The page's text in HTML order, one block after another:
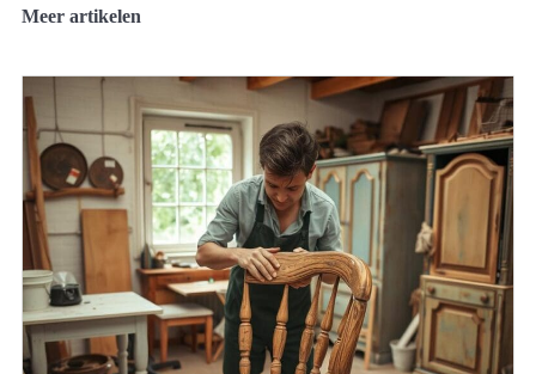
Meer artikelen